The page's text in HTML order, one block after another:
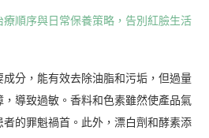
療順序與日常保養策略，告別紅臉生活
分，能有效去除油脂和污垢，但過量
導致過敏。香料和色素雖然使產品氣
的罪魁禍首。此外，漂白劑和酵素添